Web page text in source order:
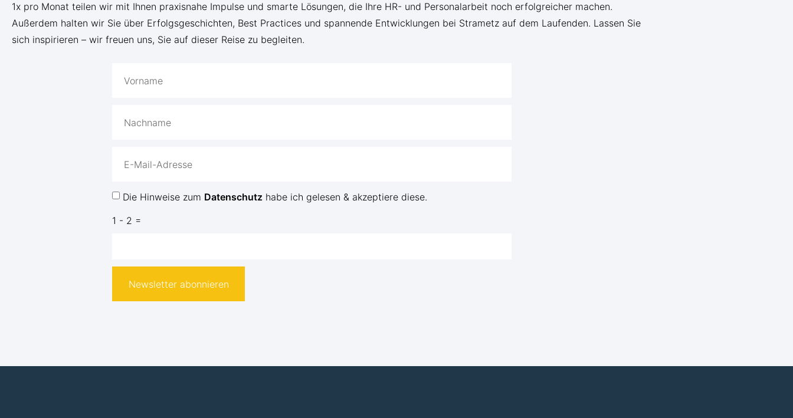
1x pro Monat teilen wir mit Ihnen praxisnahe Impulse und smarte Lösungen, die Ihre HR- und Personalarbeit noch erfolgreicher machen.
Außerdem halten wir Sie über Erfolgsgeschichten, Best Practices und spannende Entwicklungen bei Strametz auf dem Laufenden. Lassen Sie
sich inspirieren – wir freuen uns, Sie auf dieser Reise zu begleiten.
Die Hinweise zum Datenschutz habe ich gelesen & akzeptiere diese.
1 - 2 =
Newsletter abonnieren